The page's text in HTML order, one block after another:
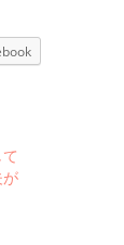
が